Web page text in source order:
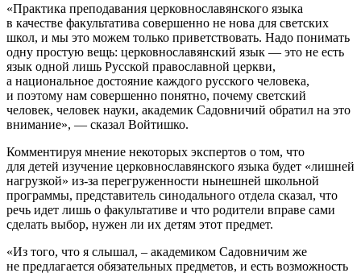
«Практика преподавания церковнославянского языка
в качестве факультатива совершенно не нова для светских
школ, и мы это можем только приветствовать. Надо понимать
одну простую вещь: церковнославянский язык — это не есть
язык одной лишь Русской православной церкви,
а национальное достояние каждого русского человека,
и поэтому нам совершенно понятно, почему светский
человек, человек науки, академик Садовничий обратил на это
внимание», — сказал Войтишко.
Комментируя мнение некоторых экспертов о том, что
для детей изучение церковнославянского языка будет «лишней
нагрузкой» из-за перегруженности нынешней школьной
программы, представитель синодального отдела сказал, что
речь идет лишь о факультативе и что родители вправе сами
сделать выбор, нужен ли их детям этот предмет.
«Из того, что я слышал, – академиком Садовничим же
не предлагается обязательных предметов, и есть возможность